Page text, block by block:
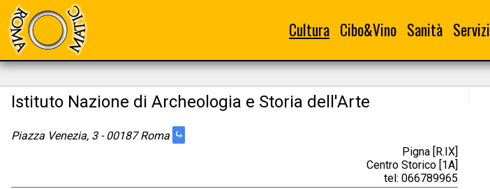
Cultura Cibo&Vino Sanità Servizi
Istituto Nazione di Archeologia e Storia dell'Arte
Piazza Venezia, 3 - 00187 Roma ⤷
Pigna [R.IX]
Centro Storico [1A]
tel: 066789965